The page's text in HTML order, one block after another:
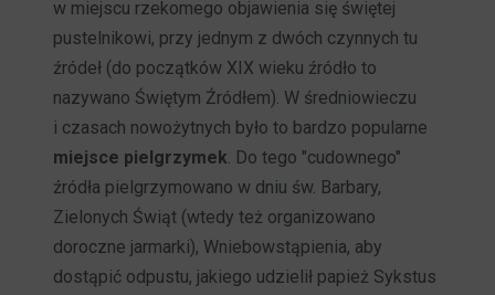
w miejscu rzekomego objawienia się świętej
pustelnikowi, przy jednym z dwóch czynnych tu
źródeł (do początków XIX wieku źródło to
nazywano Świętym Źródłem). W średniowieczu
i czasach nowożytnych było to bardzo popularne
miejsce pielgrzymek. Do tego "cudownego"
źródła pielgrzymowano w dniu św. Barbary,
Zielonych Świąt (wtedy też organizowano
doroczne jarmarki), Wniebowstąpienia, aby
dostąpić odpustu, jakiego udzielił papież Sykstus